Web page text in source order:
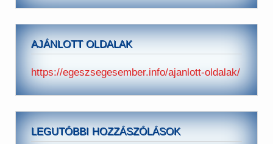
AJÁNLOTT OLDALAK
https://egeszsegesember.info/ajanlott-oldalak/
LEGUTÓBBI HOZZÁSZÓLÁSOK